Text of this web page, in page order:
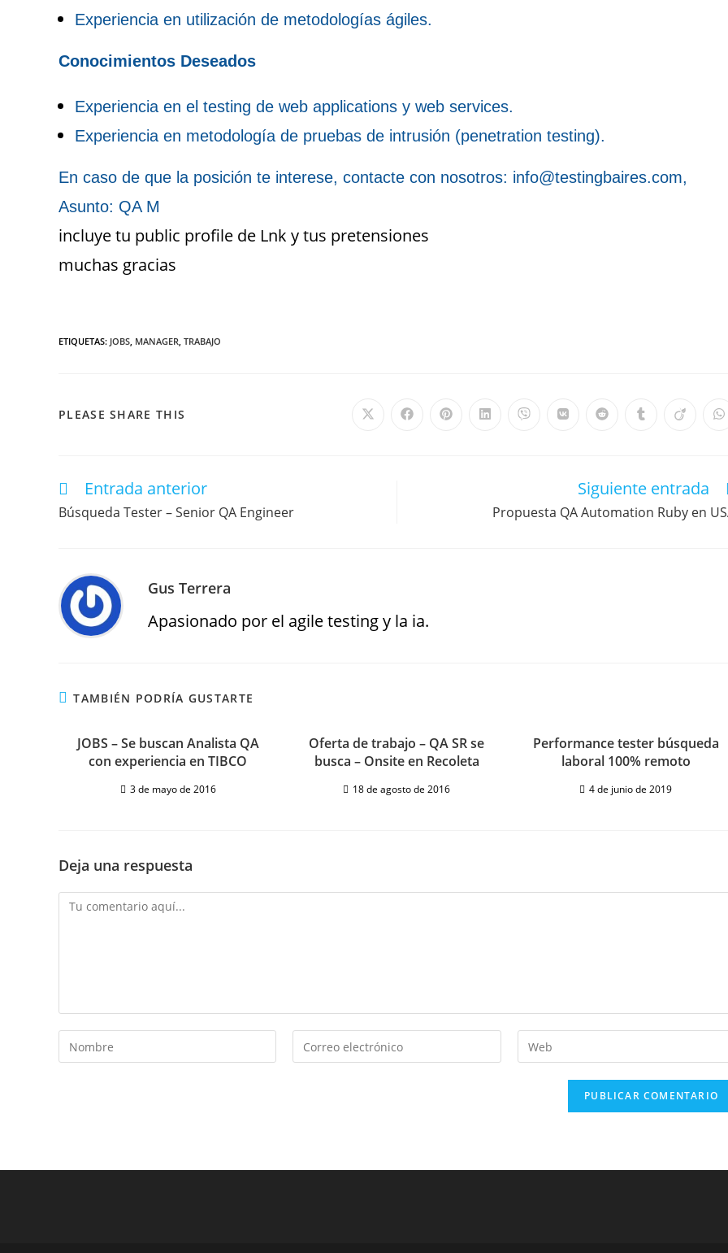
Experiencia en utilización de metodologías ágiles.
Conocimientos Deseados
Experiencia en el testing de web applications y web services.
Experiencia en metodología de pruebas de intrusión (penetration testing).
En caso de que la posición te interese, contacte con nosotros: info@testingbaires.com,
Asunto: QA M
incluye tu public profile de Lnk y tus pretensiones
muchas gracias
ETIQUETAS: JOBS, MANAGER, TRABAJO
PLEASE SHARE THIS
Entrada anterior
Búsqueda Tester – Senior QA Engineer
Siguiente entrada
Propuesta QA Automation Ruby en
Gus Terrera
Apasionado por el agile testing y la ia.
TAMBIÉN PODRÍA GUSTARTE
JOBS – Se buscan Analista QA
con experiencia en TIBCO
3 de mayo de 2016
Oferta de trabajo – QA SR se
busca – Onsite en Recoleta
18 de agosto de 2016
Performance tester búsqueda
laboral 100% remoto
4 de junio de 2019
Deja una respuesta